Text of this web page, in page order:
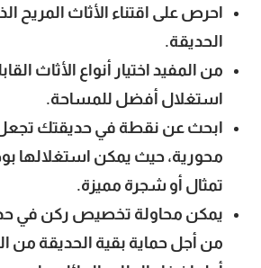
احرص على اقتناء الأثاث المريح
الحديقة.
من المفيد اختيار أنواع الأثاث
استغلال أفضل للمساحة.
ابحث عن نقطة في حديقتك
محورية، حيث يمكن استغلالها
تمثال أو شجرة مميزة.
يمكن محاولة تخصيص ركن في
من أجل حماية بقية الحديقة من